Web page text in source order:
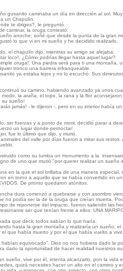
gusanito caminaba un día en dirección al sol.
un Chapulín:
te diriges?, le preguntó.
caminar, la oruga contestó:
anoche; soñé que desde la punta de la gran
lo que vi en mi sueño y he decidido realizarlo.
el chapulín dijo, mientras su amigo se alejaba:
loco!, ¿Cómo podrías llegar hasta aquel lugar?
oruga!. Una piedra será para ti una montaña,
tronco una barrera infranqueable.
ya estaba lejos y no lo escuchó. Sus
su camino, habiendo avanzado ya unos
modo, la araña, el topo, la rana y la flor
su sueño!
jamás! - le dijeron -, pero en su interior había
sin fuerzas y a punto de morir, decidió parar a
un lugar donde pernoctar:
fue lo último que dijo, y murió.
del valle por días fueron a mirar sus
como su tumba un monumento a la
de uno que murió "por querer realizar un sueño
en la que el sol brillaba de una manera especial,
en torno a aquello que se había convertido en
De pronto quedaron atónitos.
dura comenzó a quebrarse y con asombro
no podía ser la de la oruga que creían muerta.
de reponerse del impacto, fueron saliendo las
ser que tenían frente a ellos: UNA
que decir, todos sabían lo que haría:
hasta la gran montaña y realizaría un sueño;
el que había muerto y por el que había vuelto a vivir.
habían equivocado". Dios no nos hubiera dado la
dado la oportunidad de hacer realidad nuestros
sueño, vive por él, intenta alcanzarlo, pon la vida
quizá necesites hacer un alto en el camino y